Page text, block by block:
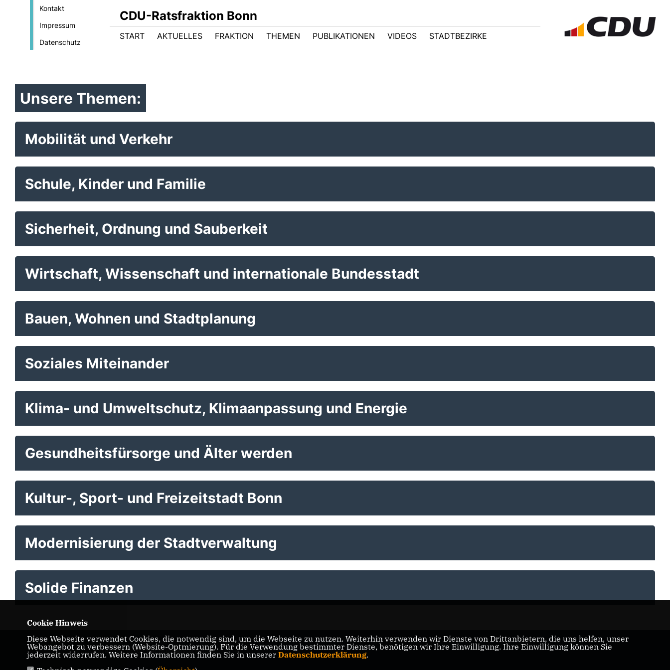
Kontakt
Impressum
Datenschutz
CDU-Ratsfraktion Bonn
START AKTUELLES FRAKTION THEMEN PUBLIKATIONEN VIDEOS STADTBEZIRKE
Unsere Themen:
Mobilität und Verkehr
Schule, Kinder und Familie
Sicherheit, Ordnung und Sauberkeit
Wirtschaft, Wissenschaft und internationale Bundesstadt
Bauen, Wohnen und Stadtplanung
Soziales Miteinander
Klima- und Umweltschutz, Klimaanpassung und Energie
Gesundheitsfürsorge und Älter werden
Kultur-, Sport- und Freizeitstadt Bonn
Modernisierung der Stadtverwaltung
Solide Finanzen
CDU-Fraktion in Rat der Bundesstadt Bonn
Cookie Hinweis
Diese Webseite verwendet Cookies, die notwendig sind, um die Webseite zu nutzen. Weiterhin verwenden wir Dienste von Drittanbietern, die uns helfen, unser
Webangebot zu verbessern (Website-Optmierung). Für die Verwendung bestimmter Dienste, benötigen wir Ihre Einwilligung. Ihre Einwilligung können Sie
jederzeit widerrufen. Weitere Informationen finden Sie in unserer Datenschutzerklärung.